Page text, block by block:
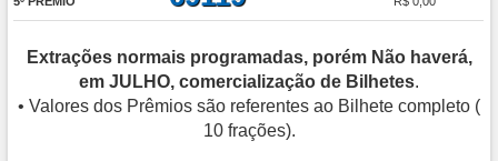
Extrações normais programadas, porém Não haverá,
em JULHO, comercialização de Bilhetes.
• Valores dos Prêmios são referentes ao Bilhete completo (
10 frações).